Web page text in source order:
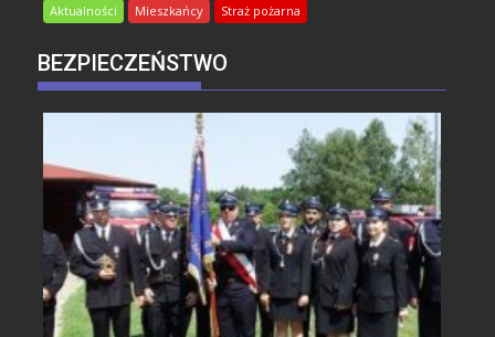
Aktualności Mieszkańcy Straż pożarna
BEZPIECZEŃSTWO